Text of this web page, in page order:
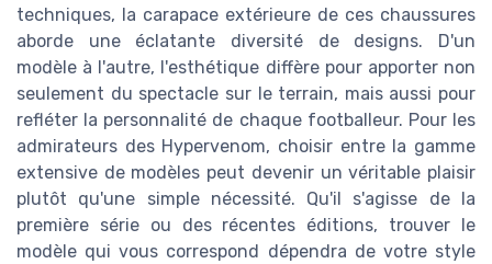
techniques, la carapace extérieure de ces chaussures
aborde une éclatante diversité de designs. D'un
modèle à l'autre, l'esthétique diffère pour apporter non
seulement du spectacle sur le terrain, mais aussi pour
refléter la personnalité de chaque footballeur. Pour les
admirateurs des Hypervenom, choisir entre la gamme
extensive de modèles peut devenir un véritable plaisir
plutôt qu'une simple nécessité. Qu'il s'agisse de la
première série ou des récentes éditions, trouver le
modèle qui vous correspond dépendra de votre style